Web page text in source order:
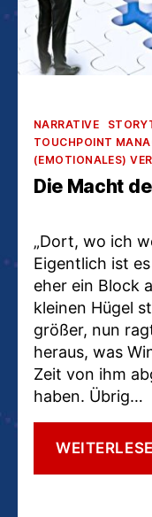
Kategorien
NARRATIVE
TOUCHPOINT
(EMOTIONALES)
Die Macht
„Dort, wo ich
Eigentlich ist
eher ein Block
kleinen Hügel
größer, nun
heraus, was
Zeit von ihm
haben. Übrig…